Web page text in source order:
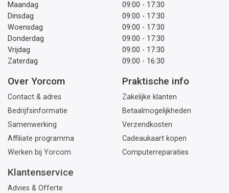
Maandag
09:00 - 17:30
Dinsdag
09:00 - 17:30
Woensdag
09:00 - 17:30
Donderdag
09:00 - 17:30
Vrijdag
09:00 - 17:30
Zaterdag
09:00 - 16:30
Over Yorcom
Contact & adres
Bedrijfsinformatie
Samenwerking
Affiliate programma
Werken bij Yorcom
Praktische info
Zakelijke klanten
Betaalmogelijkheden
Verzendkosten
Cadeaukaart kopen
Computerreparaties
Klantenservice
Advies & Offerte